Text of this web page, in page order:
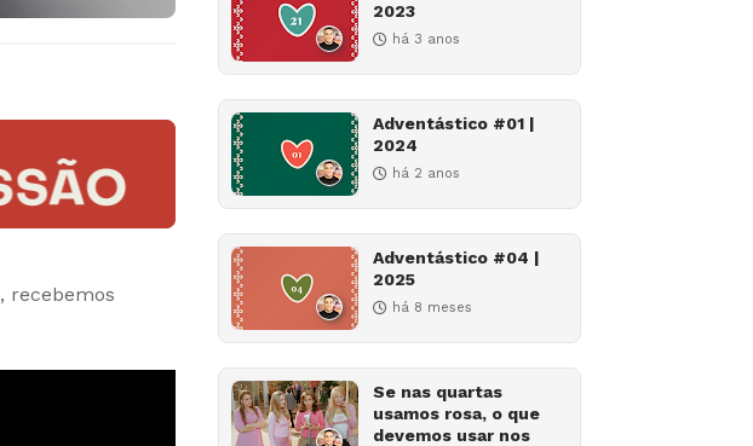
, recebemos
2023
há 3 anos
Adventástico #01 |
2024
há 2 anos
Adventástico #04 |
2025
há 8 meses
Se nas quartas
usamos rosa, o que
devemos usar nos